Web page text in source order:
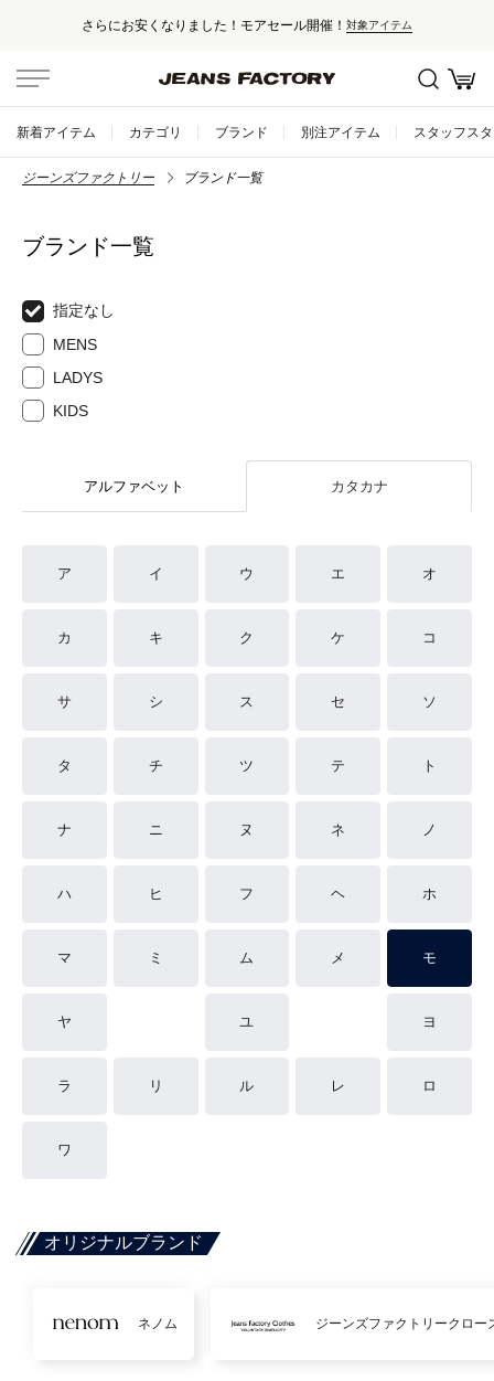
さらにお安くなりました！モアセール開催！ 対象アイテム
新着アイテム カテゴリ ブランド 別注アイテム スタッフス
ジーンズファクトリー ブランド一覧
ブランド一覧
指定なし
MENS
LADYS
KIDS
アルファベット カタカナ
ア イ ウ エ オ
カ キ ク ケ コ
サ シ ス セ ソ
タ チ ツ テ ト
ナ ニ ヌ ネ ノ
ハ ヒ フ ヘ ホ
マ ミ ム メ モ
ヤ ユ ヨ
ラ リ ル レ ロ
ワ
オリジナルブランド
ネノム ジーンズファクトリークロー